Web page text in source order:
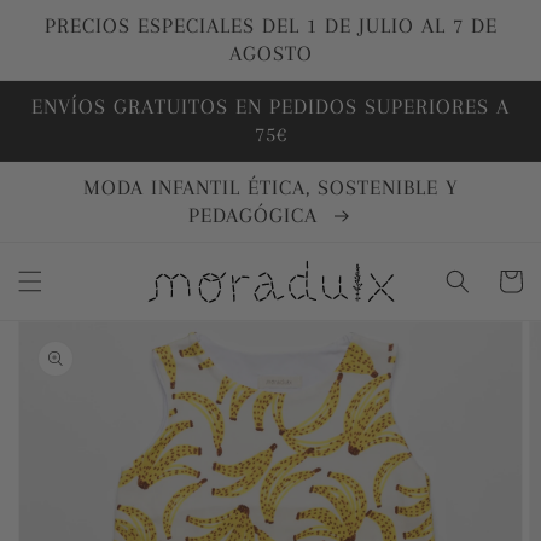
directamente
PRECIOS ESPECIALES DEL 1 DE JULIO AL 7 DE
AGOSTO
ENVÍOS GRATUITOS EN PEDIDOS SUPERIORES A
75€
MODA INFANTIL ÉTICA, SOSTENIBLE Y
PEDAGÓGICA
Carrito
información